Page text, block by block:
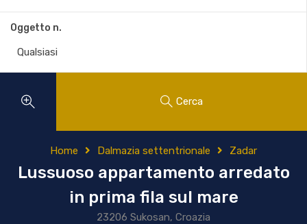
Oggetto n.
Cerca
Home Dalmazia settentrionale Zadar
Lussuoso appartamento arredato
in prima fila sul mare
23206 Sukosan, Croazia